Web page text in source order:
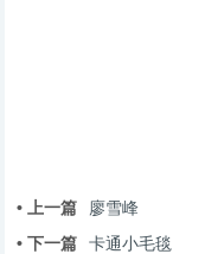
• 上一篇
廖雪峰
• 下一篇
卡通小毛毯